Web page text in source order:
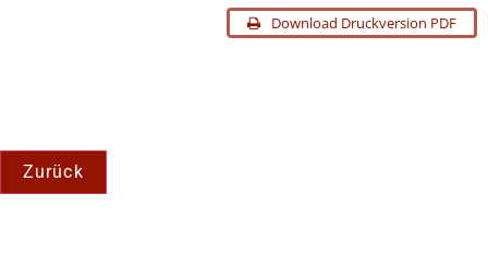
Download Druckversion PDF